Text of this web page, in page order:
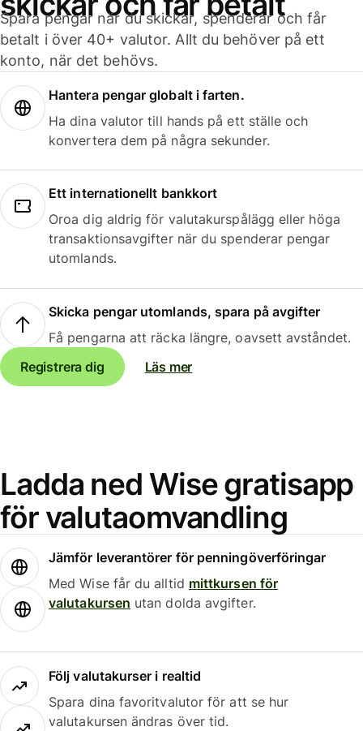
Spara pengar när du skickar, spenderar och får
betalt i över 40+ valutor. Allt du behöver på ett
konto, när det behövs.
Hantera pengar globalt i farten.
Ha dina valutor till hands på ett ställe och
konvertera dem på några sekunder.
Ett internationellt bankkort
Oroa dig aldrig för valutakurspålägg eller höga
transaktionsavgifter när du spenderar pengar
utomlands.
Skicka pengar utomlands, spara på avgifter
Få pengarna att räcka längre, oavsett avståndet.
Registrera dig
Läs mer
Ladda ned Wise gratisapp
för valutaomvandling
Jämför leverantörer för penningöverföringar
Med Wise får du alltid mittkursen för
valutakursen utan dolda avgifter.
Följ valutakurser i realtid
Spara dina favoritvalutor för att se hur
valutakursen ändras över tid.